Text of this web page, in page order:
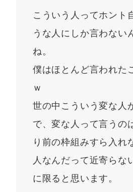
こういう人ってホント
うな人にしか言わない
ね。
僕はほとんど言われた
ｗ
世の中こういう変な人
で、変な人って言うの
り前の枠組みすら入れ
人なんだって近寄らな
に限ると思います。